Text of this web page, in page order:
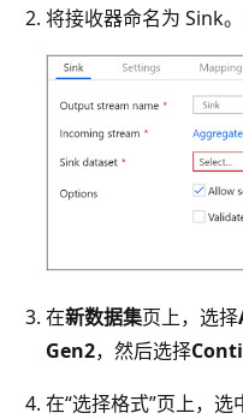
将接收器命名为 Sink
在新数据集页上，选择
Gen2，然后选择
在“选择格式”页上，